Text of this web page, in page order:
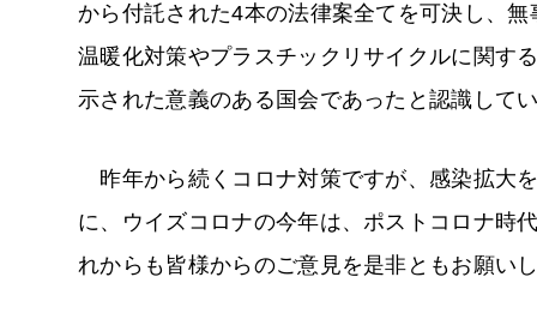
から付託された4本の法律案全てを可決し、
温暖化対策やプラスチックリサイクルに関す
示された意義のある国会であったと認識して
昨年から続くコロナ対策ですが、感染拡大
に、ウイズコロナの今年は、ポストコロナ時
れからも皆様からのご意見を是非ともお願い